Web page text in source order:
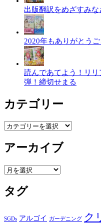
出版翻訳をめざすみ
2020年もありがとう
読んであてよう！リリ
弾！締切せまる
カテゴリー
カ
ゴ
リ
ー
アーカイブ
ア
カ
イ
タグ
SGDs アルゴイ ガーデニング ク